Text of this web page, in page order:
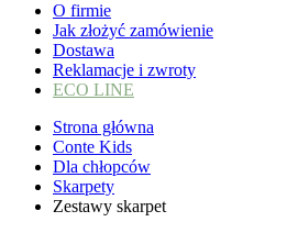
O firmie
Jak złożyć zamówienie
Dostawa
Reklamacje i zwroty
ECO LINE
Strona główna
Conte Kids
Dla chłopców
Skarpety
Zestawy skarpet